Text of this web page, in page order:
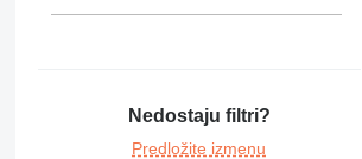
Nedostaju filtri?
Predložite izmenu